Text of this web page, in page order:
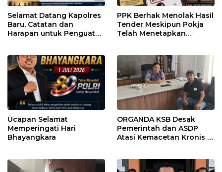
Selamat Datang Kapolres
Baru, Catatan dan
Harapan untuk Penguatan
PPK Berhak Menolak Hasil
Tender Meskipun Pokja
Telah Menetapkan
Ucapan Selamat
Memperingati Hari
Bhayangkara
ORGANDA KSB Desak
Pemerintah dan ASDP
Atasi Kemacetan Kronis di